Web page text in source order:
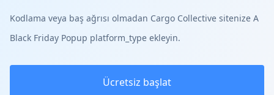
Kodlama veya baş ağrısı olmadan Cargo Collective sitenize A
Black Friday Popup platform_type ekleyin.
Ücretsiz başlat